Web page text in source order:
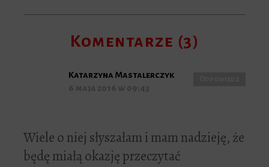
Komentarze (3)
Katarzyna Mastalerczyk
Wiele o niej słyszałam i mam nadzieję, że
będę miałą okazję przeczytać